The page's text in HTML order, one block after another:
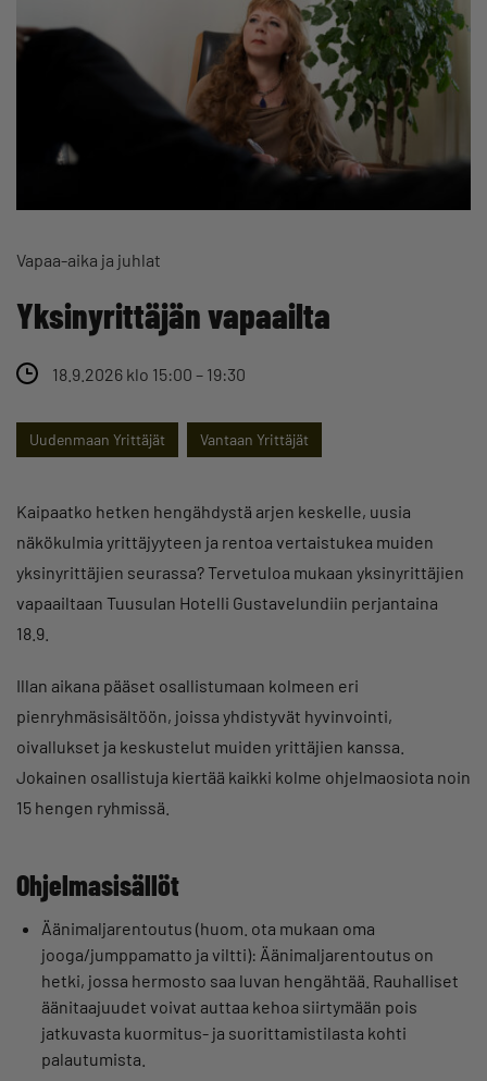
Vapaa-aika ja juhlat
Yksinyrittäjän vapaailta
18.9.2026 klo 15:00 – 19:30
Uudenmaan Yrittäjät Vantaan Yrittäjät
Kaipaatko hetken hengähdystä arjen keskelle, uusia
näkökulmia yrittäjyyteen ja rentoa vertaistukea muiden
yksinyrittäjien seurassa? Tervetuloa mukaan yksinyrittäjien
vapaailtaan Tuusulan Hotelli Gustavelundiin perjantaina
18.9.
Illan aikana pääset osallistumaan kolmeen eri
pienryhmäsisältöön, joissa yhdistyvät hyvinvointi,
oivallukset ja keskustelut muiden yrittäjien kanssa.
Jokainen osallistuja kiertää kaikki kolme ohjelmaosiota noin
15 hengen ryhmissä.
Ohjelmasisällöt
Äänimaljarentoutus (huom. ota mukaan oma
jooga/jumppamatto ja viltti): Äänimaljarentoutus on
hetki, jossa hermosto saa luvan hengähtää. Rauhalliset
äänitaajuudet voivat auttaa kehoa siirtymään pois
jatkuvasta kuormitus- ja suorittamistilasta kohti
palautumista.